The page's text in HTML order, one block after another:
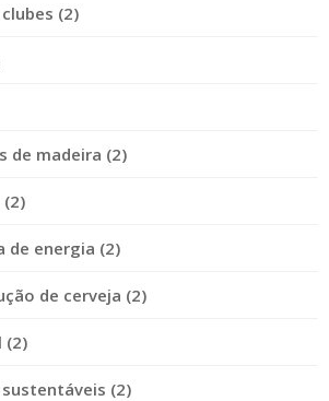
(2)
de madeira (2)
de energia (2)
de cerveja (2)
(2)
(2)